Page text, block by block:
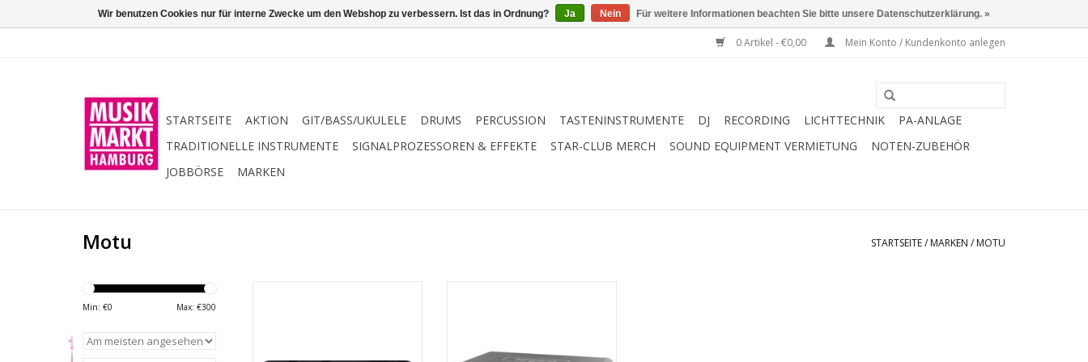
0 Artikel - €0,00 Mein Konto / Kundenkonto anlegen
STARTSEITE AKTION GIT/BASS/UKULELE DRUMS PERCUSSION TASTENINSTRUMENTE DJ RECORDING LICHTTECHNIK
PA-ANLAGE
TRADITIONELLE INSTRUMENTE
SIGNALPROZESSOREN & EFFEKTE STAR-CLUB MERCH SOUND EQUIPMENT VERMIETUNG
NOTEN-ZUBEHÖR
JOBBÖRSE
MARKEN
Motu STARTSEITE/ MARKEN / MOTU
Min: €0 Max: €300
jeweils +48 V Phantomspeisung
Wir benutzen Cookies nur für interne Zwecke um den Webshop zu verbessern. Ist das in Ordnung? Ja Nein Für weitere Informationen beachten Sie bitte unsere Datenschutzerklärung. »